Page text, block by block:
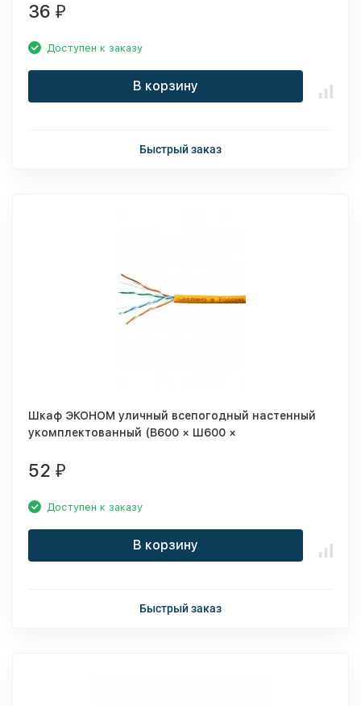
36 ₽
Доступен к заказу
В корзину
Быстрый заказ
Шкаф ЭКОНОМ уличный всепогодный настенный
укомплектованный (В600 × Ш600 ×
52 ₽
Доступен к заказу
В корзину
Быстрый заказ